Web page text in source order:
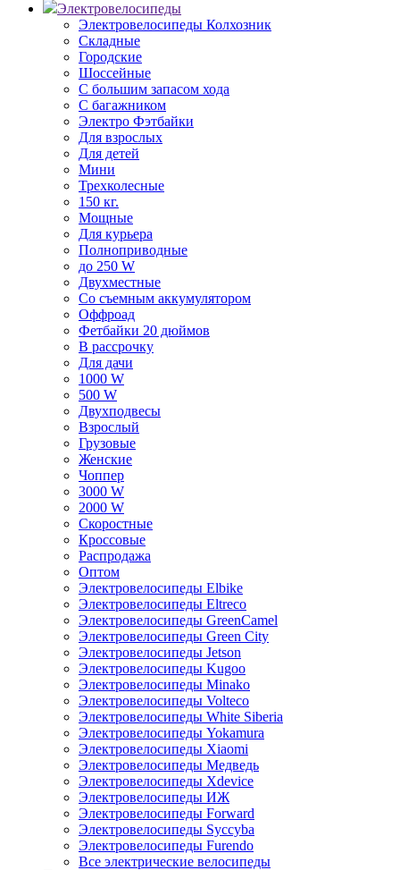
Электровелосипеды
Электровелосипеды Колхозник
Складные
Городские
Шоссейные
С большим запасом хода
С багажником
Электро Фэтбайки
Для взрослых
Для детей
Мини
Трехколесные
150 кг.
Мощные
Для курьера
Полноприводные
до 250 W
Двухместные
Со съемным аккумулятором
Оффроад
Фетбайки 20 дюймов
В рассрочку
Для дачи
1000 W
500 W
Двухподвесы
Взрослый
Грузовые
Женские
Чоппер
3000 W
2000 W
Скоростные
Кроссовые
Распродажа
Оптом
Электровелосипеды Elbike
Электровелосипеды Eltreco
Электровелосипеды GreenCamel
Электровелосипеды Green City
Электровелосипеды Jetson
Электровелосипеды Kugoo
Электровелосипеды Minako
Электровелосипеды Volteco
Электровелосипеды White Siberia
Электровелосипеды Yokamura
Электровелосипеды Xiaomi
Электровелосипеды Медведь
Электровелосипеды Xdevice
Электровелосипеды ИЖ
Электровелосипеды Forward
Электровелосипеды Syccyba
Электровелосипеды Furendo
Все электрические велосипеды